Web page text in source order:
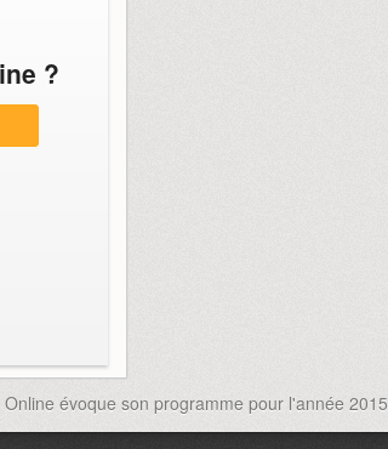
?
évoque son programme pour l'année 2015